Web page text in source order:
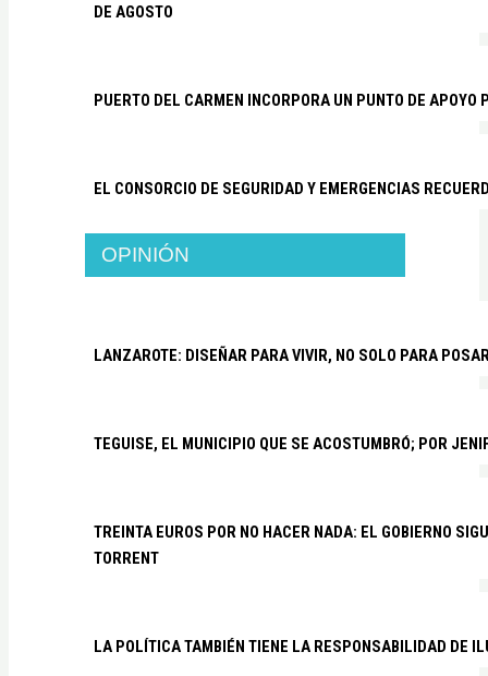
DE AGOSTO
PUERTO DEL CARMEN INCORPORA UN PUNTO DE
EL CONSORCIO DE SEGURIDAD Y EMERGENCIAS
OPINIÓN
LANZAROTE: DISEÑAR PARA VIVIR, NO SOLO PARA
TEGUISE, EL MUNICIPIO QUE SE ACOSTUMBRÓ; POR
TREINTA EUROS POR NO HACER NADA: EL GOBIERNO
TORRENT
LA POLÍTICA TAMBIÉN TIENE LA RESPONSABILIDAD DE